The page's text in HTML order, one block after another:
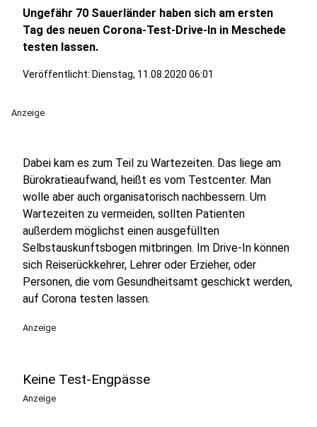
Ungefähr 70 Sauerländer haben sich am ersten
Tag des neuen Corona-Test-Drive-In in Meschede
testen lassen.
Veröffentlicht: Dienstag, 11.08.2020 06:01
Anzeige
Dabei kam es zum Teil zu Wartezeiten. Das liege am
Bürokratieaufwand, heißt es vom Testcenter. Man
wolle aber auch organisatorisch nachbessern. Um
Wartezeiten zu vermeiden, sollten Patienten
außerdem möglichst einen ausgefüllten
Selbstauskunftsbogen mitbringen. Im Drive-In können
sich Reiserückkehrer, Lehrer oder Erzieher, oder
Personen, die vom Gesundheitsamt geschickt werden,
auf Corona testen lassen.
Anzeige
Keine Test-Engpässe
Anzeige